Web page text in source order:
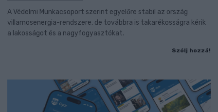
A Védelmi Munkacsoport szerint egyelőre stabil az ország
villamosenergia-rendszere, de továbbra is takarékosságra kérik
a lakosságot és a nagyfogyasztókat.
Szólj hozzá!